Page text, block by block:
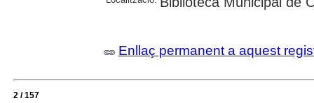
Enllaç permanent a aquest
2 / 157